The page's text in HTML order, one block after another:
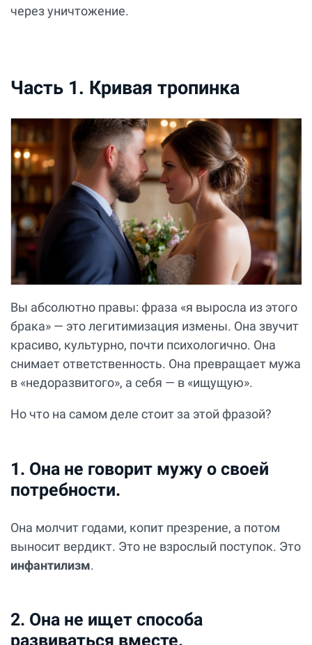
через уничтожение.
Часть 1. Кривая тропинка
Вы абсолютно правы: фраза «я выросла из этого
брака» — это легитимизация измены. Она звучит
красиво, культурно, почти психологично. Она
снимает ответственность. Она превращает мужа
в «недоразвитого», а себя — в «ищущую».
Но что на самом деле стоит за этой фразой?
1. Она не говорит мужу о своей
потребности.
Она молчит годами, копит презрение, а потом
выносит вердикт. Это не взрослый поступок. Это
инфантилизм.
2. Она не ищет способа
развиваться вместе.